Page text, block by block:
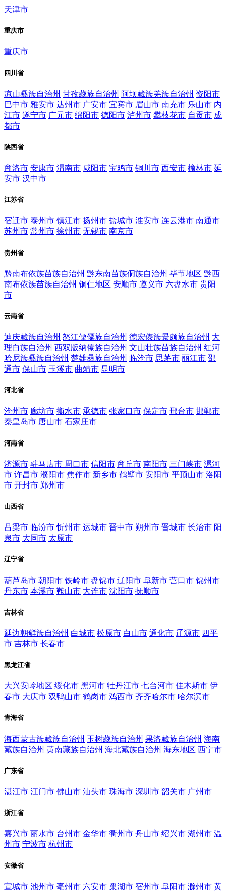
天津市
重庆市
重庆市
四川省
凉山彝族自治州 甘孜藏族自治州 阿坝藏族羌族自治州 资阳市
巴中市 雅安市 达州市 广安市 宜宾市 眉山市 南充市 乐山市 内
江市 遂宁市 广元市 绵阳市 德阳市 泸州市 攀枝花市 自贡市 成
都市
陕西省
商洛市 安康市 渭南市 咸阳市 宝鸡市 铜川市 西安市 榆林市 延
安市 汉中市
江苏省
宿迁市 泰州市 镇江市 扬州市 盐城市 淮安市 连云港市 南通市
苏州市 常州市 徐州市 无锡市 南京市
贵州省
黔南布依族苗族自治州 黔东南苗族侗族自治州 毕节地区 黔西
南布依族苗族自治州 铜仁地区 安顺市 遵义市 六盘水市 贵阳
市
云南省
迪庆藏族自治州 怒江傈僳族自治州 德宏傣族景颇族自治州 大
理白族自治州 西双版纳傣族自治州 文山壮族苗族自治州 红河
哈尼族彝族自治州 楚雄彝族自治州 临沧市 思茅市 丽江市 邵
通市 保山市 玉溪市 曲靖市 昆明市
河北省
沧州市 廊坊市 衡水市 承德市 张家口市 保定市 邢台市 邯郸市
秦皇岛市 唐山市 石家庄市
河南省
济源市 驻马店市 周口市 信阳市 商丘市 南阳市 三门峡市 漯河
市 许昌市 濮阳市 焦作市 新乡市 鹤壁市 安阳市 平顶山市 洛阳
市 开封市 郑州市
山西省
吕梁市 临汾市 忻州市 运城市 晋中市 朔州市 晋城市 长治市 阳
泉市 大同市 太原市
辽宁省
葫芦岛市 朝阳市 铁岭市 盘锦市 辽阳市 阜新市 营口市 锦州市
丹东市 本溪市 鞍山市 大连市 沈阳市 抚顺市
吉林省
延边朝鲜族自治州 白城市 松原市 白山市 通化市 辽源市 四平
市 吉林市 长春市
黑龙江省
大兴安岭地区 绥化市 黑河市 牡丹江市 七台河市 佳木斯市 伊
春市 大庆市 双鸭山市 鹤岗市 鸡西市 齐齐哈尔市 哈尔滨市
青海省
海西蒙古族藏族自治州 玉树藏族自治州 果洛藏族自治州 海南
藏族自治州 黄南藏族自治州 海北藏族自治州 海东地区 西宁市
广东省
湛江市 江门市 佛山市 汕头市 珠海市 深圳市 韶关市 广州市
浙江省
嘉兴市 丽水市 台州市 金华市 衢州市 舟山市 绍兴市 湖州市 温
州市 宁波市 杭州市
安徽省
宣城市 池州市 亳州市 六安市 巢湖市 宿州市 阜阳市 滁州市 黄